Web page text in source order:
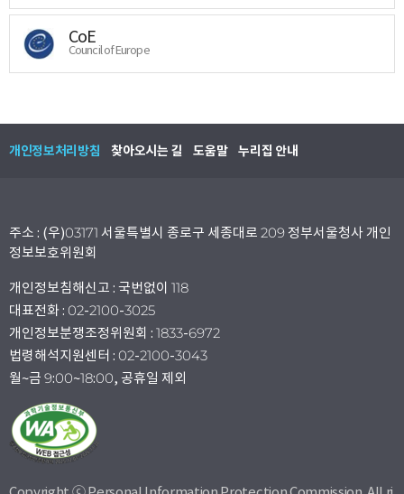
CoE
Council of Europe
개인정보처리방침 찾아오시는 길 도움말 누리집 안내
주소 : (우)03171 서울특별시 종로구 세종대로 209 정부서울청사 개인
정보보호위원회
개인정보침해신고 : 국번없이 118
대표전화 : 02-2100-3025
개인정보분쟁조정위원회 : 1833-6972
법령해석지원센터 : 02-2100-3043
월~금 9:00~18:00, 공휴일 제외